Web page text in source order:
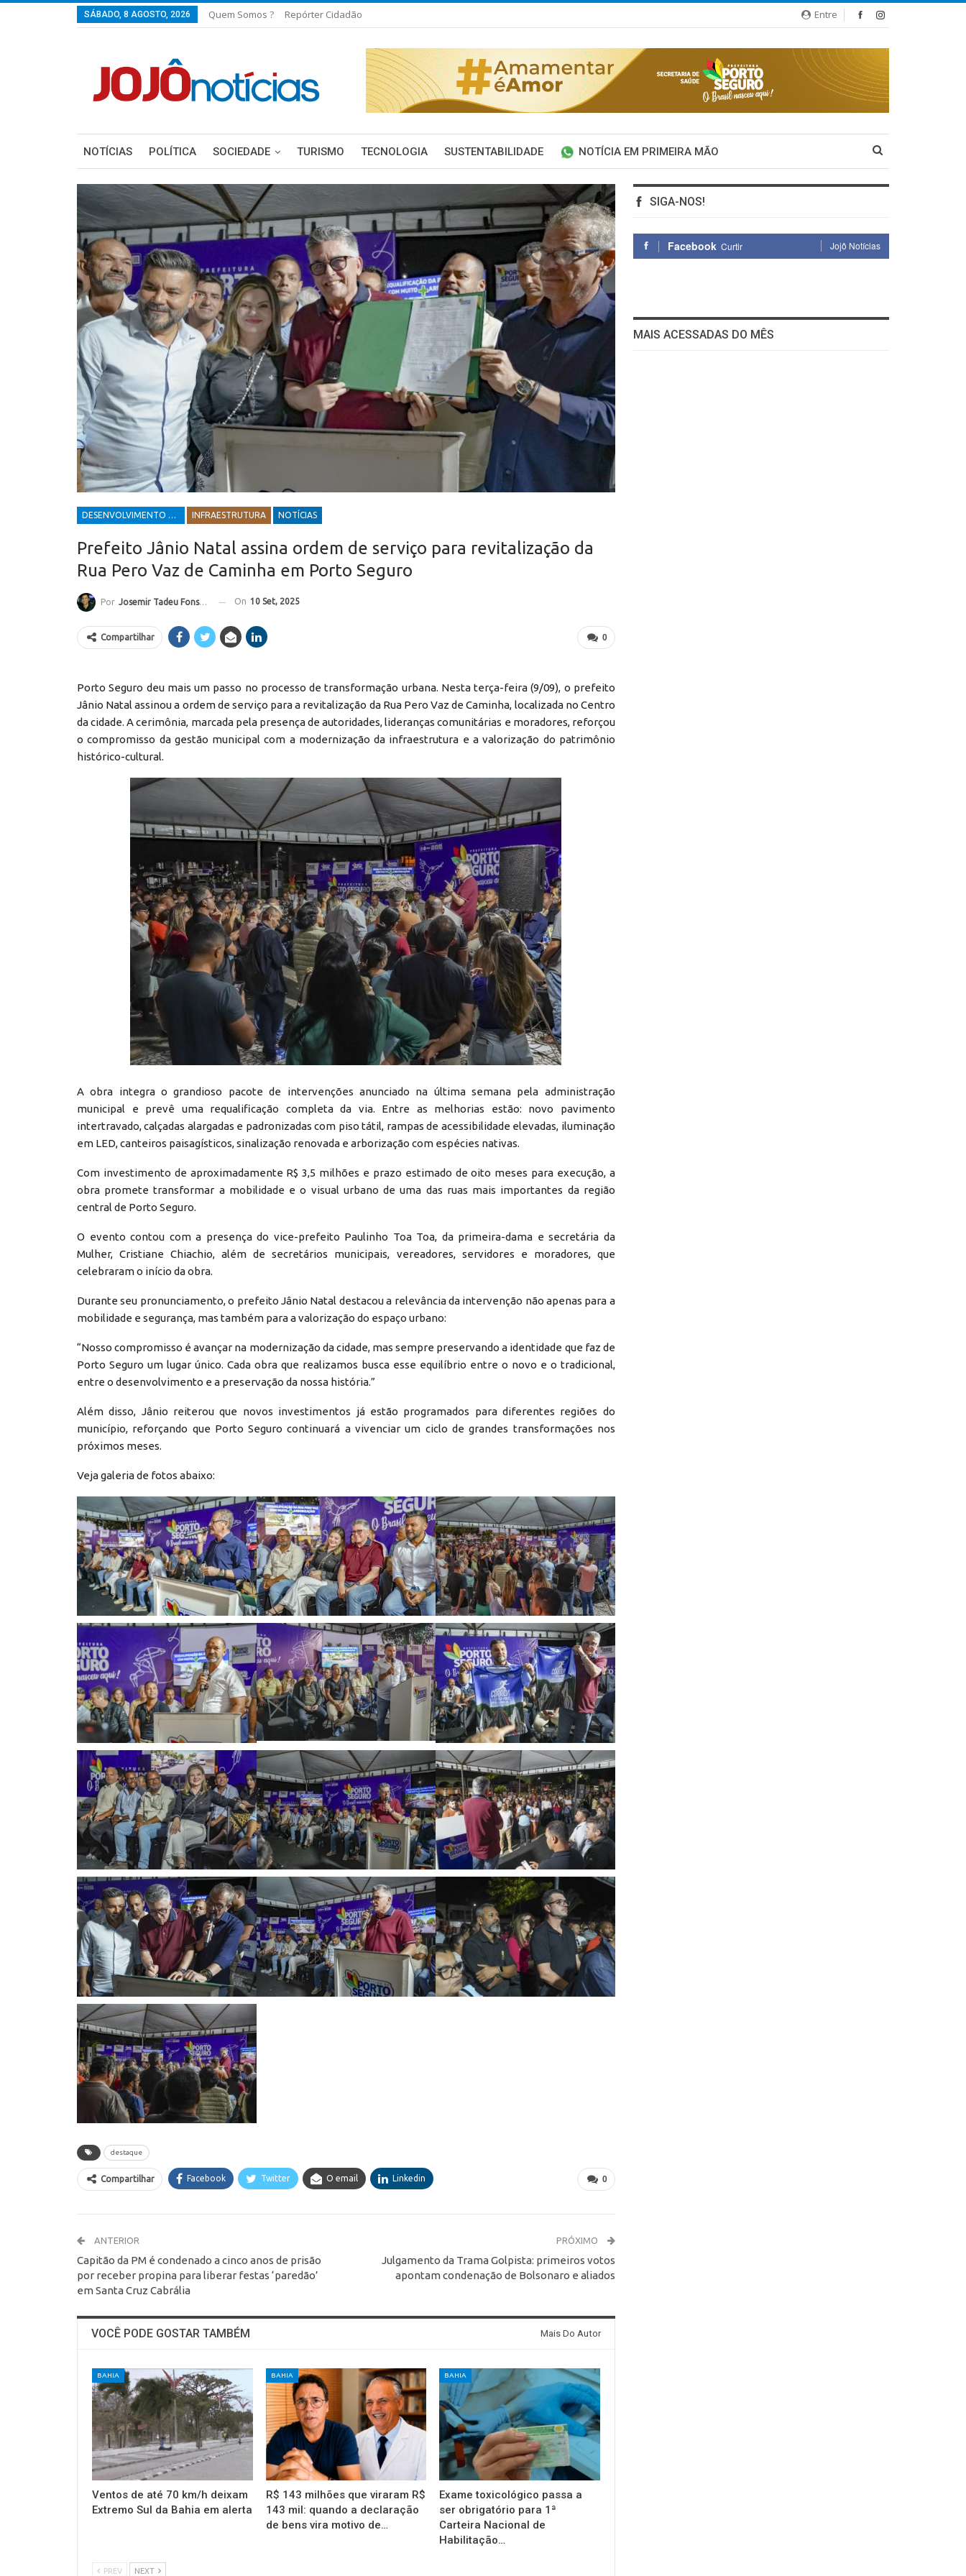
Entre
SÁBADO, 8 AGOSTO, 2026 Quem Somos ? Repórter Cidadão
NOTÍCIAS POLÍTICA SOCIEDADE TURISMO TECNOLOGIA SUSTENTABILIDADE NOTÍCIA EM PRIMEIRA MÃO
DESENVOLVIMENTO ECONÔMICO E SOCIAL INFRAESTRUTURA NOTÍCIAS
Prefeito Jânio Natal assina ordem de serviço para revitalização da
Rua Pero Vaz de Caminha em Porto Seguro
Por Josemir Tadeu Fonseca On 10 Set, 2025
0
Compartilhar
Porto Seguro deu mais um passo no processo de transformação urbana. Nesta terça-feira (9/09), o prefeito
Jânio Natal assinou a ordem de serviço para a revitalização da Rua Pero Vaz de Caminha, localizada no Centro
da cidade. A cerimônia, marcada pela presença de autoridades, lideranças comunitárias e moradores, reforçou
o compromisso da gestão municipal com a modernização da infraestrutura e a valorização do patrimônio
histórico-cultural.
A obra integra o grandioso pacote de intervenções anunciado na última semana pela administração
municipal e prevê uma requalificação completa da via. Entre as melhorias estão: novo pavimento
intertravado, calçadas alargadas e padronizadas com piso tátil, rampas de acessibilidade elevadas, iluminação
em LED, canteiros paisagísticos, sinalização renovada e arborização com espécies nativas.
Com investimento de aproximadamente R$ 3,5 milhões e prazo estimado de oito meses para execução, a
obra promete transformar a mobilidade e o visual urbano de uma das ruas mais importantes da região
central de Porto Seguro.
O evento contou com a presença do vice-prefeito Paulinho Toa Toa, da primeira-dama e secretária da
Mulher, Cristiane Chiachio, além de secretários municipais, vereadores, servidores e moradores, que
celebraram o início da obra.
Durante seu pronunciamento, o prefeito Jânio Natal destacou a relevância da intervenção não apenas para a
mobilidade e segurança, mas também para a valorização do espaço urbano:
“Nosso compromisso é avançar na modernização da cidade, mas sempre preservando a identidade que faz de
Porto Seguro um lugar único. Cada obra que realizamos busca esse equilíbrio entre o novo e o tradicional,
entre o desenvolvimento e a preservação da nossa história.”
Além disso, Jânio reiterou que novos investimentos já estão programados para diferentes regiões do
município, reforçando que Porto Seguro continuará a vivenciar um ciclo de grandes transformações nos
próximos meses.
Veja galeria de fotos abaixo:
destaque
0
Compartilhar Facebook Twitter O email Linkedin
ANTERIOR
Capitão da PM é condenado a cinco anos de prisão
por receber propina para liberar festas ‘paredão’
em Santa Cruz Cabrália
PRÓXIMO
Julgamento da Trama Golpista: primeiros votos
apontam condenação de Bolsonaro e aliados
VOCÊ PODE GOSTAR TAMBÉM Mais Do Autor
BAHIA
Ventos de até 70 km/h deixam
Extremo Sul da Bahia em alerta
BAHIA
R$ 143 milhões que viraram R$
143 mil: quando a declaração
de bens vira motivo de…
BAHIA
Exame toxicológico passa a
ser obrigatório para 1ª
Carteira Nacional de
Habilitação…
PREV NEXT
SIGA-NOS!
Facebook Curtir Jojô Notícias
MAIS ACESSADAS DO MÊS